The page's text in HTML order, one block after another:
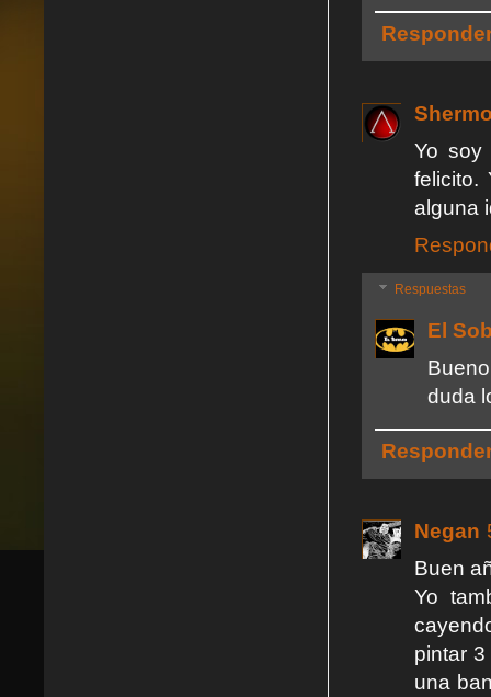
Yo soy
felicito.
alguna
Respuestas
El
duda
Negan
Buen
Yo
pintar
una